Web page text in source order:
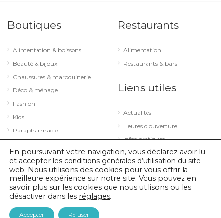
Boutiques
Alimentation & boissons
Beauté & bijoux
Chaussures & maroquinerie
Déco & ménage
Fashion
Kids
Parapharmacie
Sport & loisirs
Technologie & optique
Restaurants
Alimentation
Restaurants & bars
Liens utiles
Actualités
Heures d'ouverture
Infos pratiques
© 2026 City Concorde |Mentions légales
En poursuivant votre navigation, vous déclarez avoir lu
et accepter les conditions générales d’utilisation du site
web. Nous utilisons des cookies pour vous offrir la
meilleure expérience sur notre site. Vous pouvez en
savoir plus sur les cookies que nous utilisons ou les
désactiver dans les réglages.
Accepter Refuser